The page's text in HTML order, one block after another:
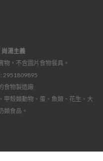
尚湯主義
物，不含圖片食物餐具。
2951809895
食物製造廠
甲殼類動物、蛋、魚類、花生、大
類食品。